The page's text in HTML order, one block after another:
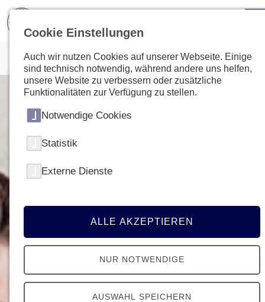
Cookie Einstellungen
Auch wir nutzen Cookies auf unserer Webseite. Einige
sind technisch notwendig, während andere uns helfen,
unsere Website zu verbessern oder zusätzliche
Funktionalitäten zur Verfügung zu stellen.
Notwendige Cookies
Statistik
Externe Dienste
ALLE AKZEPTIEREN
NUR NOTWENDIGE
AUSWAHL SPEICHERN